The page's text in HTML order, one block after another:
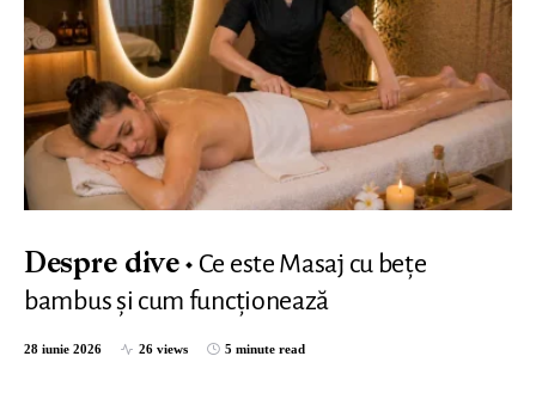
Despre dive
Ce este Masaj cu bețe
bambus și cum funcționează
28 iunie 2026 26 views 5 minute read